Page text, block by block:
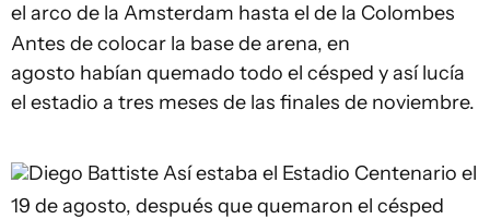
el arco de la Amsterdam hasta el de la Colombes
Antes de colocar la base de arena, en
agosto habían quemado todo el césped y así lucía
el estadio a tres meses de las finales de noviembre.
Diego BattisteAsí estaba el Estadio Centenario el
19 de agosto, después que quemaron el césped